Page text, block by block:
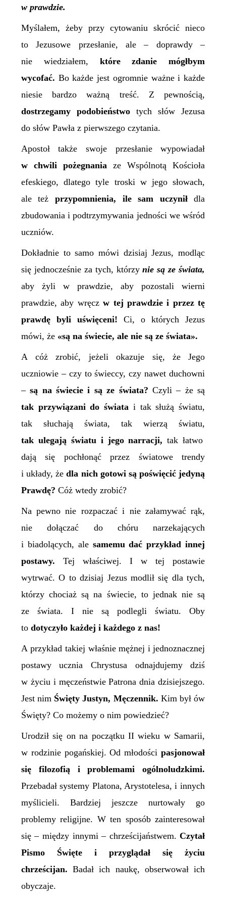
w prawdzie.
Myślałem, żeby przy cytowaniu skrócić nieco
to Jezusowe przesłanie, ale – doprawdy –
nie wiedziałem, które zdanie mógłbym
wycofać. Bo każde jest ogromnie ważne i każde
niesie bardzo ważną treść. Z pewnością,
dostrzegamy podobieństwotych słów Jezusa
do słów Pawła z pierwszego czytania.
Apostoł także swoje przesłanie wypowiadał
w chwili pożegnaniaze Wspólnotą Kościoła
efeskiego, dlatego tyle troski w jego słowach,
ale też przypomnienia, ile sam uczyniłdla
zbudowania i podtrzymywania jedności we wśród
uczniów.
Dokładnie to samo mówi dzisiaj Jezus, modląc
się jednocześnie za tych, którzynie są ze świata,
aby żyli w prawdzie, aby pozostali wierni
prawdzie, aby wręczw tej prawdzie i przez tę
prawdę byli uświęceni! Ci, o których Jezus
mówi, że «są na świecie, ale nie są ze świata».
A cóż zrobić, jeżeli okazuje się, że Jego
uczniowie – czy to świeccy, czy nawet duchowni
–są na świecie i są ze świata? Czyli – że są
tak przywiązani do świata i tak służą światu,
tak słuchają świata, tak wierzą światu,
tak ulegają światu i jego narracji, tak łatwo
dają się pochłonąć przez światowe trendy
i układy, żedla nich gotowi są poświęcić jedyną
Prawdę? Cóż wtedy zrobić?
Na pewno nie rozpaczać i nie załamywać rąk,
nie dołączać do chóru narzekających
i biadolących, ale samemu dać przykład innej
postawy. Tej właściwej. I w tej postawie
wytrwać. O to dzisiaj Jezus modlił się dla tych,
którzy chociaż są na świecie, to jednak nie są
ze świata. I nie są podlegli światu. Oby
to dotyczyło każdej i każdego z nas!
A przykład takiej właśnie mężnej i jednoznacznej
postawy ucznia Chrystusa odnajdujemy dziś
w życiu i męczeństwie Patrona dnia dzisiejszego.
Jest nim Święty Justyn, Męczennik. Kim był ów
Święty? Co możemy o nim powiedzieć?
Urodził się onna początku II wieku w Samarii,
w rodzinie pogańskiej. Od młodościpasjonował
się filozofią i problemami ogólnoludzkimi.
Przebadał systemy Platona, Arystotelesa, i innych
myślicieli. Bardziej jeszcze nurtowały go
problemy religijne. W ten sposób zainteresował
się – między innymi – chrześcijaństwem.Czytał
Pismo Święte i przyglądał się życiu
chrześcijan. Badał ich naukę, obserwował ich
obyczaje.